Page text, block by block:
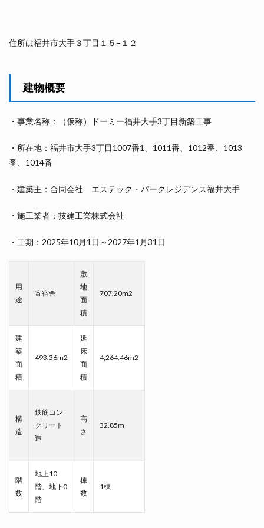
住所は福井市大手３丁目１５−１２
建物概要
・事業名称：（仮称）ドーミー福井大手3丁目新築工事
・所在地：福井市大手3丁目1007番1、1011番、1012番、1013
番、1014番
・建築主：合同会社 エステック・パークレジデンス福井大手
・施工業者：技建工業株式会社
・工期：2025年10月1日～2027年1月31日
用
途
寄宿舎
敷
地
面
積
707.20m2
建
築
面
積
493.36m2
延
床
面
積
4,264.46m2
構
造
鉄筋コン
クリート
造
高
さ
32.85m
階
数
地上10
階、地下0
階
棟
数
1棟